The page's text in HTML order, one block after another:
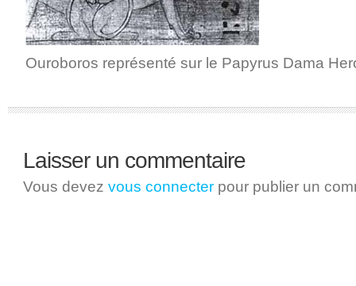
Ouroboros représenté sur le Papyrus Dama
Laisser un commentaire
Vous devez vous connecter pour publier un